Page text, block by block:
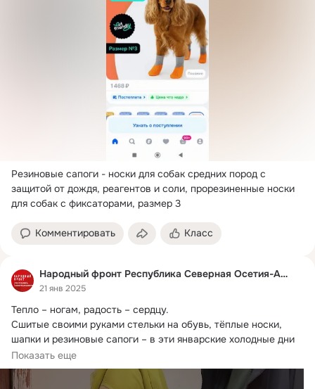
Резиновые сапоги - носки для собак средних пород с
защитой от дождя, реагентов и соли, прорезиненные носки
для собак с фиксаторами, размер 3
Комментировать Класс
Народный фронт Республика Северная Осетия-Алания
21 янв 2025
Тепло – ногам, радость – сердцу.
Сшитые своими руками стельки на обувь, тёплые носки,
шапки и резиновые сапоги – в эти январские холодные дни
среди бойцов на фронте эти изделия очень востребованы.
Показать еще